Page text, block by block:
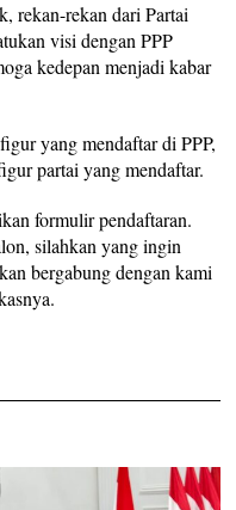
rekan-rekan dari Partai
visi dengan PPP
kedepan menjadi kabar
yang mendaftar di PPP,
partai yang mendaftar.
formulir pendaftaran.
silahkan yang ingin
bergabung dengan kami